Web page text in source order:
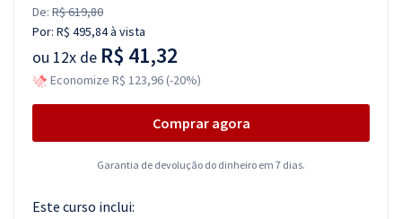
De: R$ 619,80
Por: R$ 495,84à vista
ou 12x de R$ 41,32
Economize R$ 123,96 (-20%)
Comprar agora
Garantia de devolução do dinheiro em 7 dias.
Este curso inclui: